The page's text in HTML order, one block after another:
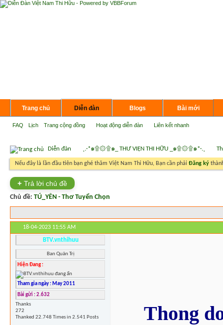
Trang chủ Diễn đàn
FAQ Lịch Trang cộng đồng Hoạt động diễn đàn Liên kết nhanh
Blogs Bài mới
Diễn đàn ¸.·*๑۩۞۩๑_ THƯ VIỆN THI HỮU _๑۩۞۩๑*·.¸
Nếu đây là lần đầu tiên bạn ghé thăm Việt Nam Thi Hữu, Bạn cần phải Đăng ký
+ Trả lời chủ đề
Chủ đề: TÚ_YÊN - Thơ Tuyển Chọn
18-04-2023 11:55 AM
BTV.vnthihuu
Ban Quản Trị
Hiện Đang :
Tham gia ngày : May 2011
Bài gửi : 2.632
Thanks
272
Thanked 22.748 Times in 2.541 Posts
Thong